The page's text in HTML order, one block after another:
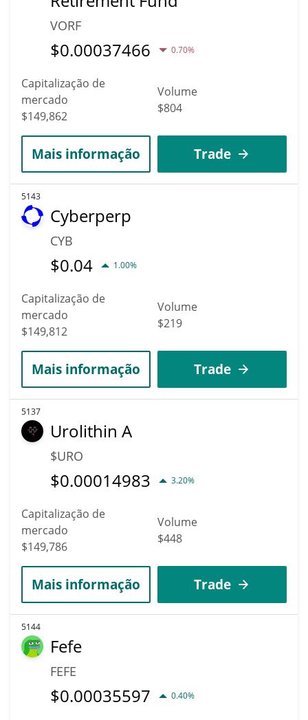
VORF
$0.00037466 0.70%
Capitalização de
mercado
$149,862
Volume
$804
Mais informação Trade
5143
Cyberperp
CYB
$0.04 1.00%
Capitalização de
mercado
$149,812
Volume
$219
Mais informação Trade
5137
Urolithin A
$URO
$0.00014983 3.20%
Capitalização de
mercado
$149,786
Volume
$448
Mais informação Trade
5144
Fefe
FEFE
$0.00035597 0.40%